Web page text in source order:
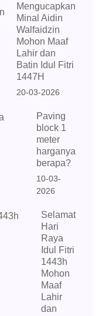
Mengucapkan
Minal Aidin
Walfaidzin
Mohon Maaf
Lahir dan
Batin Idul Fitri
1447H
20-03-2026
Paving
block 1
meter
harganya
berapa?
10-03-
2026
Selamat
Hari
Raya
Idul Fitri
1443h
Mohon
Maaf
Lahir
dan